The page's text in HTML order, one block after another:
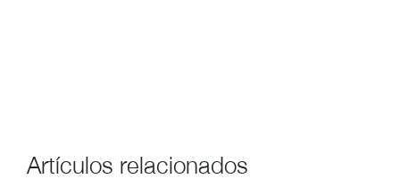
Artículos relacionados